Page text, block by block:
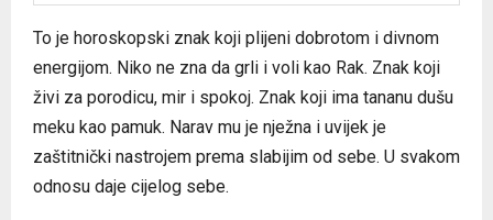
To je horoskopski znak koji plijeni dobrotom i divnom
energijom. Niko ne zna da grli i voli kao Rak. Znak koji
živi za porodicu, mir i spokoj. Znak koji ima tananu dušu
meku kao pamuk. Narav mu je nježna i uvijek je
zaštitnički nastrojem prema slabijim od sebe. U svakom
odnosu daje cijelog sebe.